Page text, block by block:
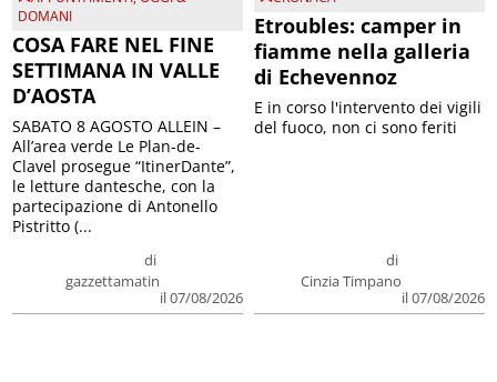
DOMANI
COSA FARE NEL FINE
SETTIMANA IN VALLE
D’AOSTA
di
gazzettamatin
il 07/08/2026
SABATO 8 AGOSTO ALLEIN –
All’area verde Le Plan-de-
Clavel prosegue “ItinerDante”,
le letture dantesche, con la
partecipazione di Antonello
Pistritto (...
Etroubles: camper in
fiamme nella galleria
di Echevennoz
di
Cinzia Timpano
il 07/08/2026
E in corso l'intervento dei vigili
del fuoco, non ci sono feriti